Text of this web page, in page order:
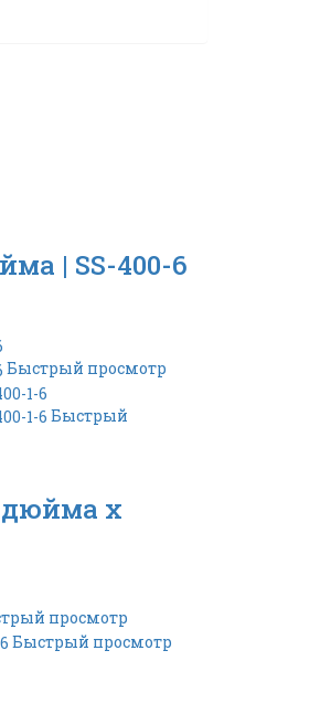
| SS-400-6
Быстрый просмотр
Быстрый
дюйма x
просмотр
Быстрый просмотр